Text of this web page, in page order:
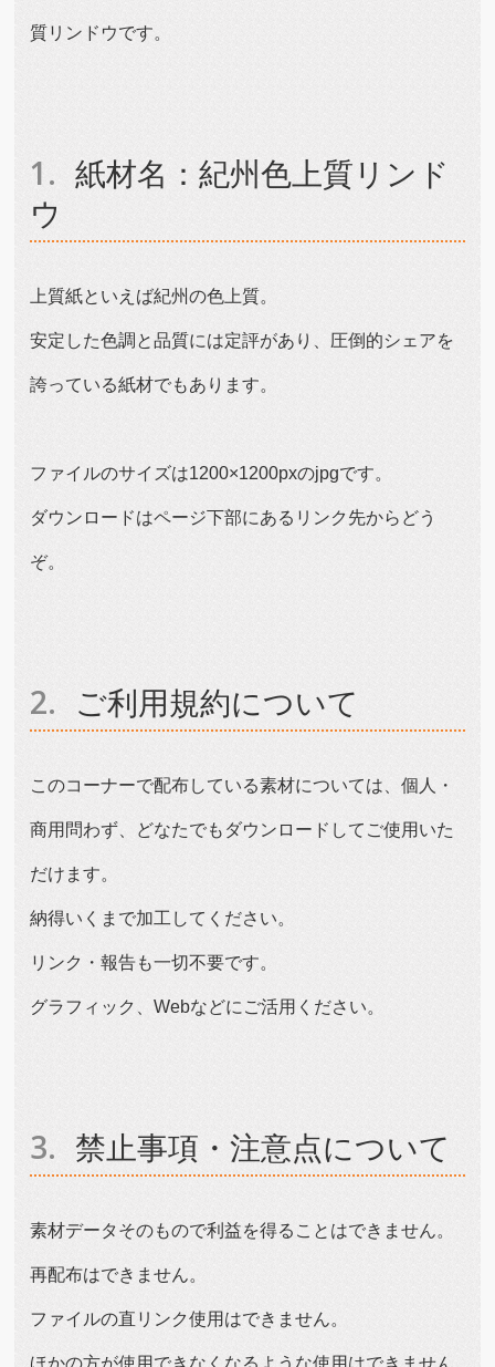
質リンドウです。
紙材名：紀州色上質リンド
ウ
上質紙といえば紀州の色上質。
安定した色調と品質には定評があり、圧倒的シェアを
誇っている紙材でもあります。
ファイルのサイズは1200×1200pxのjpgです。
ダウンロードはページ下部にあるリンク先からどう
ぞ。
ご利用規約について
このコーナーで配布している素材については、個人・
商用問わず、どなたでもダウンロードしてご使用いた
だけます。
納得いくまで加工してください。
リンク・報告も一切不要です。
グラフィック、Webなどにご活用ください。
禁止事項・注意点について
素材データそのもので利益を得ることはできません。
再配布はできません。
ファイルの直リンク使用はできません。